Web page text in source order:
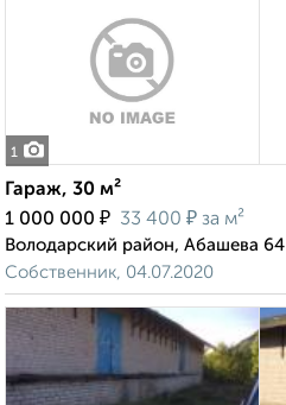
1
Гараж, 30 м²
1 000 000 ₽ 33 400 ₽ за м²
Володарский район, Абашева 64
Собственник, 04.07.2020